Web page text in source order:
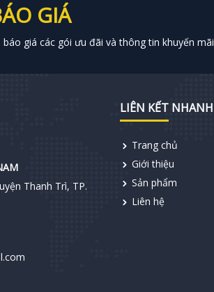
GIÁ
giá các gói ưu đãi và thông tin khuyến
Thanh Trì, TP.
LIÊN KẾT NHANH
Trang chủ
Giới thiệu
Sản phẩm
Liên hệ